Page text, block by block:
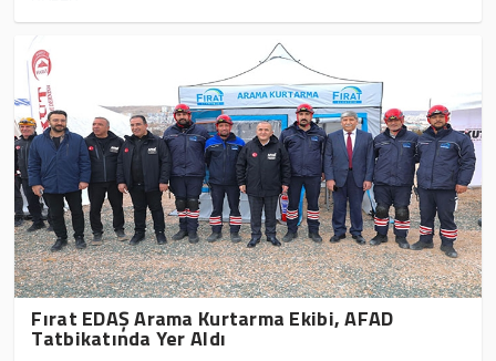
Fırat EDAŞ Arama Kurtarma Ekibi, AFAD
Tatbikatında Yer Aldı